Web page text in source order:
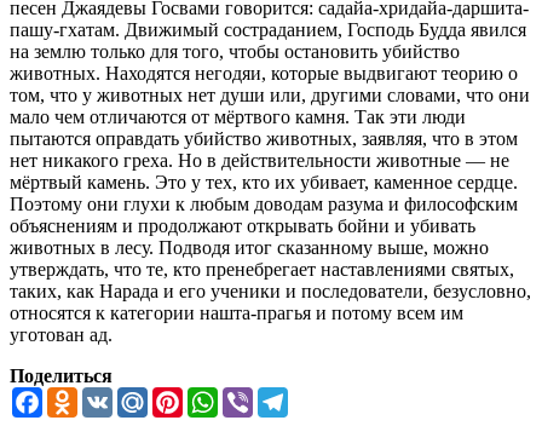
песен Джаядевы Госвами говорится: садайа-хридайа-даршита-
пашу-гхатам. Движимый состраданием, Господь Будда явился
на землю только для того, чтобы остановить убийство
животных. Находятся негодяи, которые выдвигают теорию о
том, что у животных нет души или, другими словами, что они
мало чем отличаются от мёртвого камня. Так эти люди
пытаются оправдать убийство животных, заявляя, что в этом
нет никакого греха. Но в действительности животные — не
мёртвый камень. Это у тех, кто их убивает, каменное сердце.
Поэтому они глухи к любым доводам разума и философским
объяснениям и продолжают открывать бойни и убивать
животных в лесу. Подводя итог сказанному выше, можно
утверждать, что те, кто пренебрегает наставлениями святых,
таких, как Нарада и его ученики и последователи, безусловно,
относятся к категории нашта-прагья и потому всем им
уготован ад.
Поделиться
FacebookOdnoklassniki
VK Mail.RuPinterestWhatsApp
Viber